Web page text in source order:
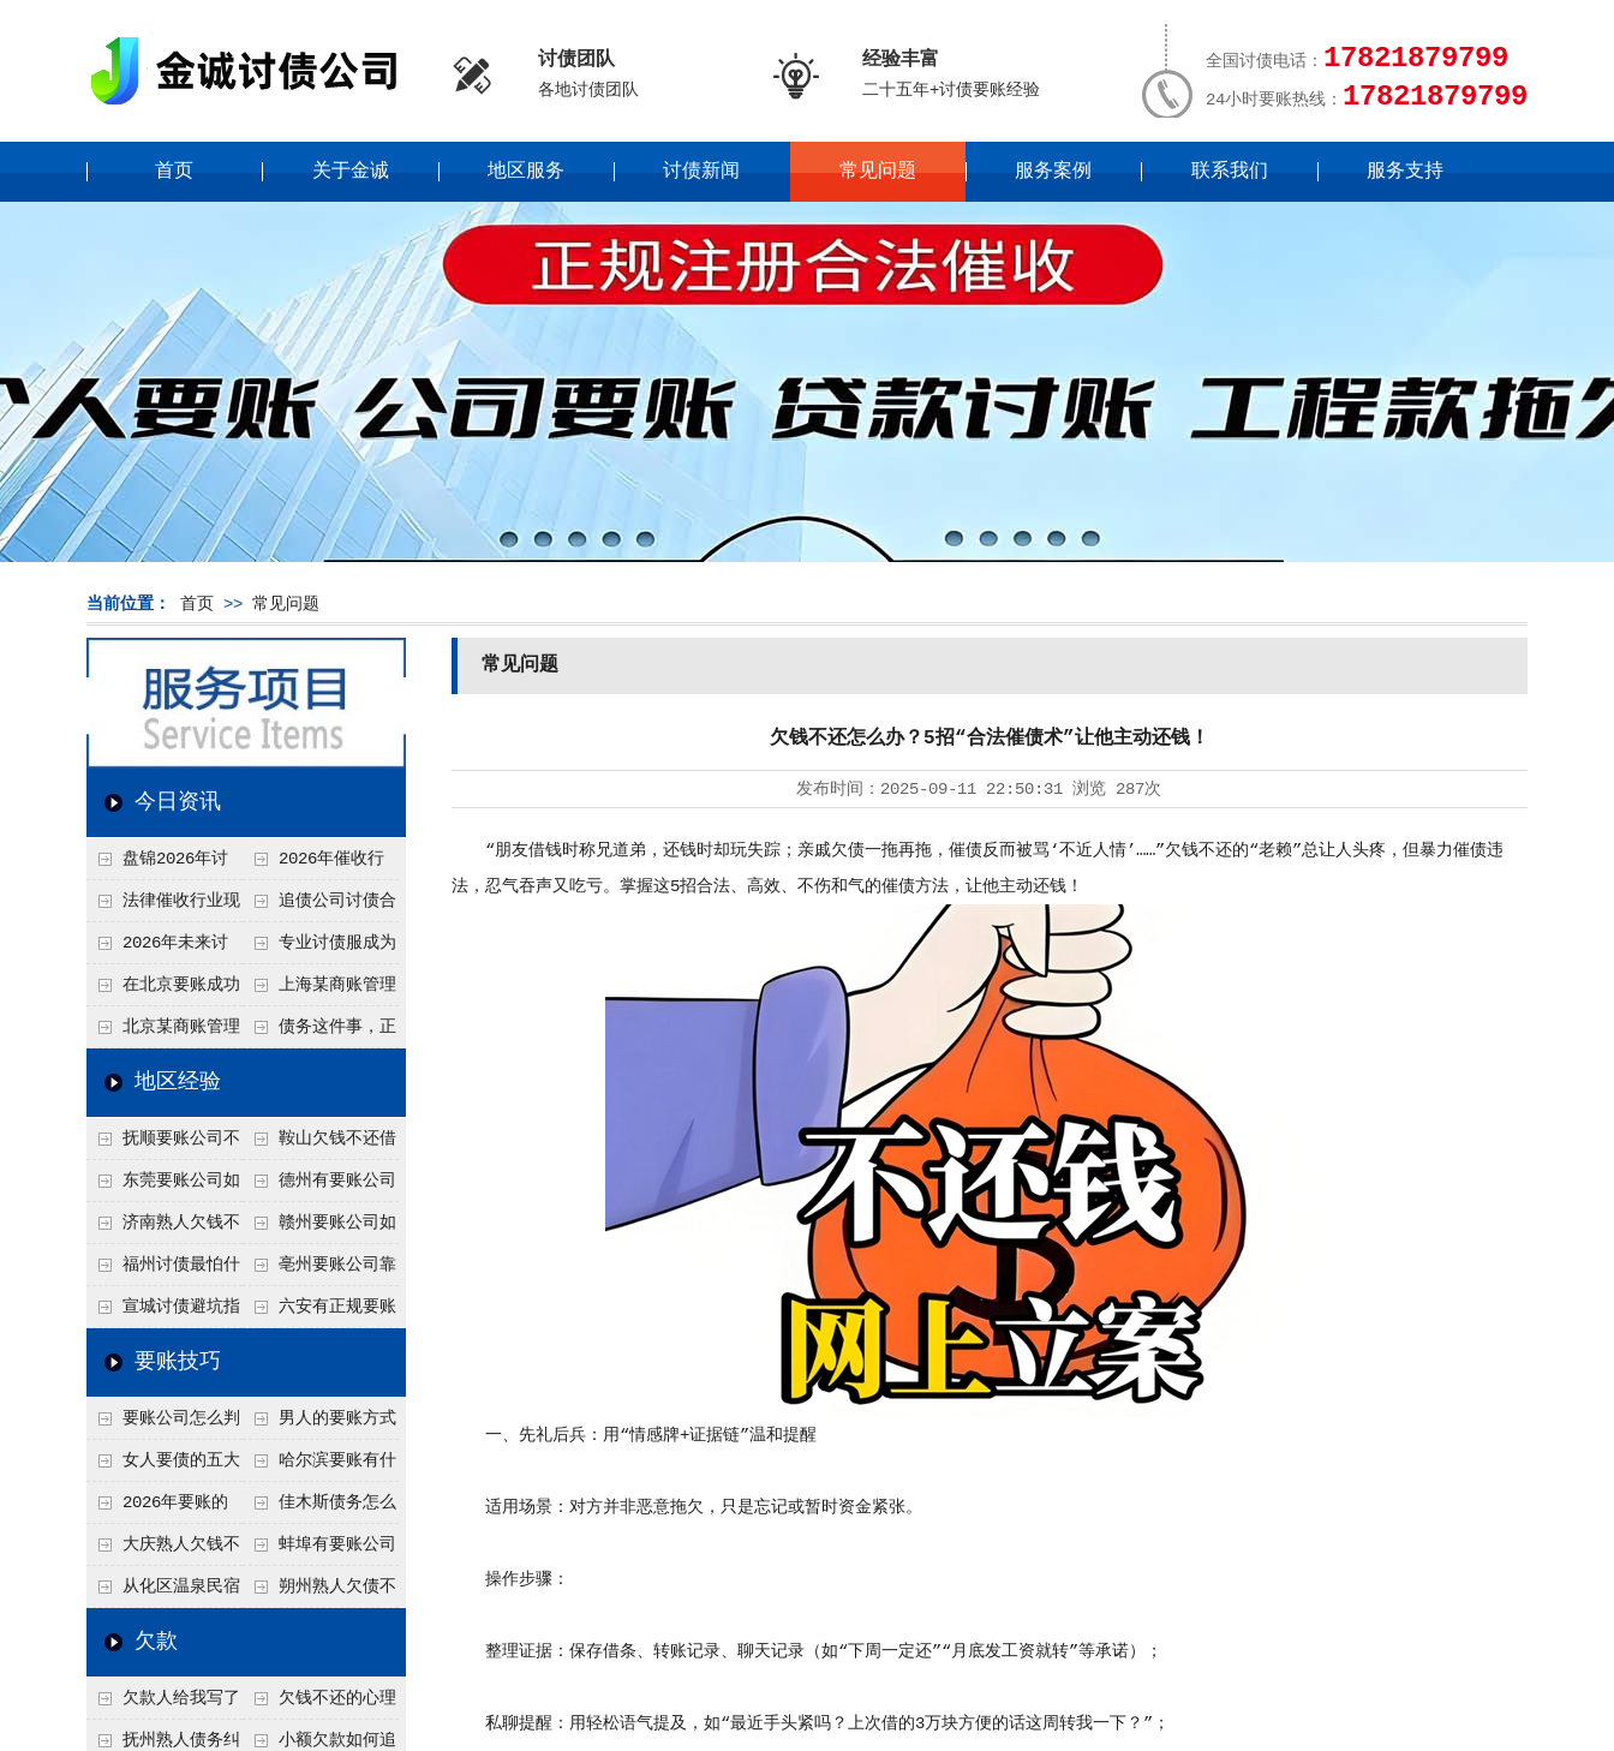
 讨债团队
各地讨债团队  经验丰富
二十五年+讨债要账经验
全国讨债电话： 17821879799
24小时要账热线： 17821879799
首页 关于金诚 地区服务 讨债新闻 常见问题 服务案例 联系我们 服务支持
当前位置： 首页 >> 常见问题
今日资讯
盘锦2026年讨
债新趋势
2026年催收行
业发展现状、竞争格
局及未来趋势分析
法律催收行业现
状、合规痛点与未来
发展趋势深度解析
追债公司讨债合
法方法总结
2026年未来讨
债要账公司发展趋势
专业讨债服成为
2026年的发展趋势
在北京要账成功
率高吗？未来追账公
司发展趋势引发行业
上海某商账管理
机构聚焦合规服务
北京某商账管理
服务机构持续提升合
力企业化解应收账款
难题
债务这件事，正
地区经验
抚顺要账公司不
敢透漏的追回方法是
什么？
鞍山欠钱不还借
口太多？2026年这3
句反问话术，直接把
他后路堵死
东莞要账公司如
何有效要账讨债？20
26年合法追债经验总
结！
德州有要账公司
吗？如何合法讨债才
不沾风险？
济南熟人欠钱不
还？
赣州要账公司如
何有效讨债？合法追
债四步秘籍
福州讨债最怕什
么？2026年这两个关
键细节，做错就很难
亳州要账公司靠
谱吗？合法讨债四步
宣城讨债避坑指
南：2026年这2个细
回！
六安有正规要账
要账技巧
要账公司怎么判
断这个案子能不能
接？接案评估的标准
男人的要账方式
是什么呢？
女人要债的五大
绝招,轻松搞定
哈尔滨要账有什
么合法手段？2026年
最新追账方式总结！
2026年要账的
七个小方法
佳木斯债务怎么
追回呢？2026年成功
要账就用这2招
大庆熟人欠钱不
还躲猫猫？2026年这
个“诉前调解”成功率
蚌埠有要账公司
吗？2026年这3个方
从化区温泉民宿
老板借钱不还？2026
施压，立马主动结清
朔州熟人欠债不
死账变活
欠款
欠款人给我写了
还款计划书有用吗？
欠钱不还的心理
是什么？读懂欠款人
抚州熟人债务纠 小额欠款如何追
常见问题
欠钱不还怎么办？5招“合法催债术”让他主动还钱！
发布时间： 2025-09-11 22:50:31 浏览 287次
“朋友借钱时称兄道弟，还钱时却玩失踪；亲戚欠债一拖再拖，催债反而被骂‘不近人情’……”欠钱不还的“老赖”总让人头疼，但暴力催债违
法，忍气吞声又吃亏。掌握这5招合法、高效、不伤和气的催债方法，让他主动还钱！
一、先礼后兵：用“情感牌+证据链”温和提醒
适用场景：对方并非恶意拖欠，只是忘记或暂时资金紧张。
操作步骤：
整理证据：保存借条、转账记录、聊天记录（如“下周一定还”“月底发工资就转”等承诺）；
私聊提醒：用轻松语气提及，如“最近手头紧吗？上次借的3万块方便的话这周转我一下？”；